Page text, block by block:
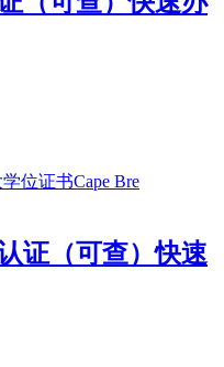
证（可查）快速